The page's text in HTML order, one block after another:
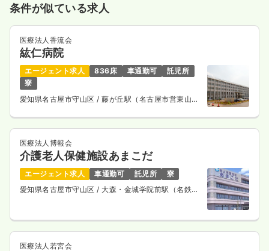
条件が似ている求人
医療法人香流会
紘仁病院
エージェント求人 836床 車通勤可
託児所
寮
愛知県名古屋市守山区 / 藤が丘駅（名古屋市営東山
医療法人博報会
介護老人保健施設あまこだ
エージェント求人 車通勤可 託児所
寮
愛知県名古屋市守山区/ 大森・金城学院前駅（名鉄瀬
医療法人若宮会